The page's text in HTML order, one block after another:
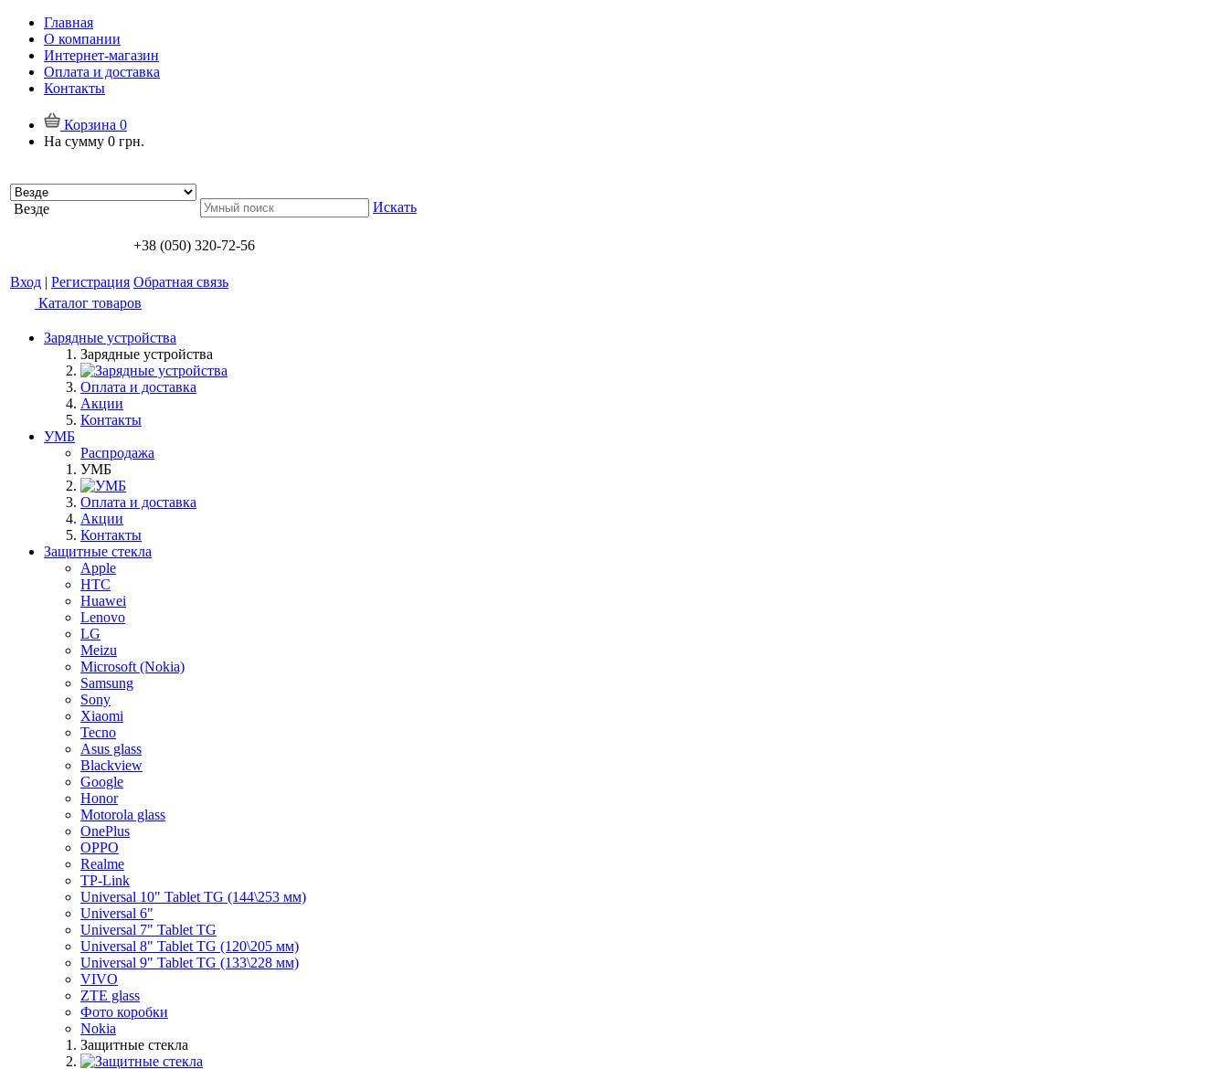
Главная
О компании
Интернет-магазин
Оплата и доставка
Контакты
Корзина 0
На сумму 0 грн.
Везде Искать
+38 (050) 320-72-56
Вход | Регистрация Обратная связь
Каталог товаров
Зарядные устройства
Зарядные устройства
Оплата и доставка
Акции
Контакты
УМБ
Распродажа
УМБ
Оплата и доставка
Акции
Контакты
Защитные стекла
Apple
HTC
Huawei
Lenovo
LG
Meizu
Microsoft (Nokia)
Samsung
Sony
Xiaomi
Tecno
Asus glass
Blackview
Google
Honor
Motorola glass
OnePlus
OPPO
Realme
TP-Link
Universal 10" Tablet TG (144\253 мм)
Universal 6"
Universal 7" Tablet TG
Universal 8" Tablet TG (120\205 мм)
Universal 9" Tablet TG (133\228 мм)
VIVO
ZTE glass
Фото коробки
Nokia
Защитные стекла